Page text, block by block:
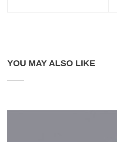
YOU MAY ALSO LIKE